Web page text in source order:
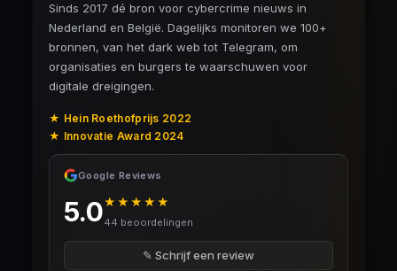
Sinds 2017 dé bron voor cybercrime nieuws in
Nederland en België. Dagelijks monitoren we 100+
bronnen, van het dark web tot Telegram, om
organisaties en burgers te waarschuwen voor
digitale dreigingen.
★ Hein Roethofprijs 2022
★ Innovatie Award 2024
Google Reviews
5.0★★★★★
44 beoordelingen
✎ Schrijf een review